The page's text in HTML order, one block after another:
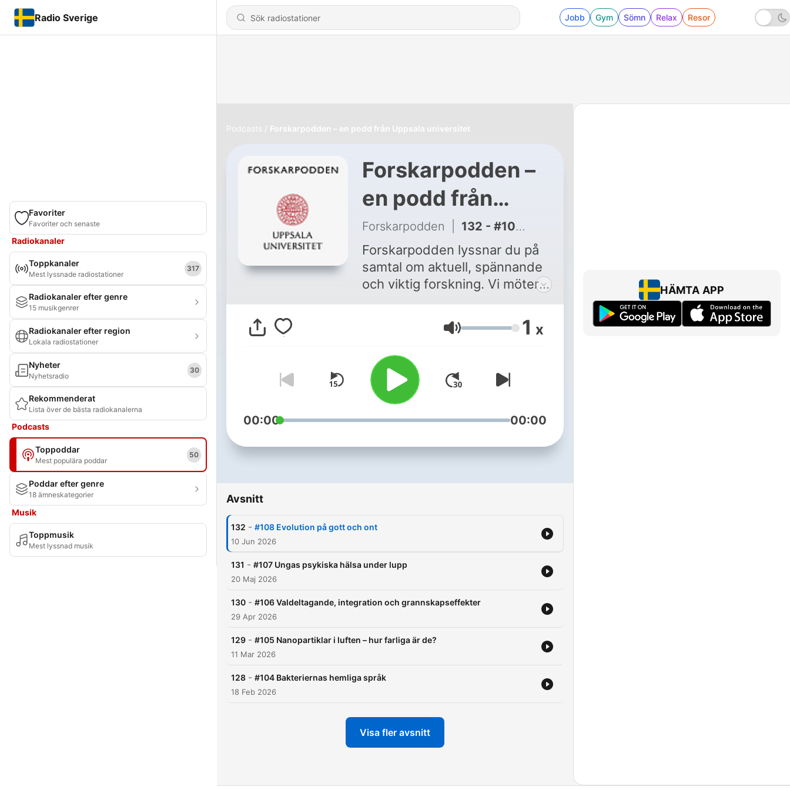
Radio Sverige Jobb Gym Sömn Relax Resor
Favoriter
Favoriter och senaste
Radiokanaler
Toppkanaler
Mest lyssnade radiostationer
317
Radiokanaler efter genre
15 musikgenrer
Radiokanaler efter region
Lokala radiostationer
Nyheter
Nyhetsradio
30
Rekommenderat
Lista över de bästa radiokanalerna
Podcasts
Toppoddar
Mest populära poddar
50
Poddar efter genre
18 ämneskategorier
Musik
Toppmusik
Mest lyssnad musik
Podcasts Forskarpodden – en podd från Uppsala universitet
Forskarpodden –
en podd från
Uppsala
universitet
Forskarpodden 132 - #108 Evolution på gott och ont
Forskarpodden lyssnar du på
samtal om aktuell, spännande
och viktig forskning. Vi möter
forskare vid Uppsala
universitet och pratar om vad
de gör på jobbet. Vad forskar
de om? Och hur kan
forskningen bidra till att lösa
samhällsproblem?
Volym 1 x
00:00 00:00
Avsnitt
132 - #108 Evolution på gott och ont
10 Jun 2026
131 - #107 Ungas psykiska hälsa under lupp
20 Maj 2026
130 - #106 Valdeltagande, integration och grannskapseffekter
29 Apr 2026
129 - #105 Nanopartiklar i luften – hur farliga är de?
11 Mar 2026
128 - #104 Bakteriernas hemliga språk
18 Feb 2026
Visa fler avsnitt
HÄMTA APP